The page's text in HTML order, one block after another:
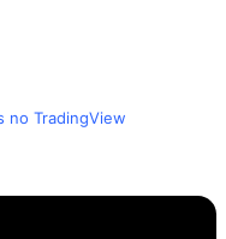
no TradingView